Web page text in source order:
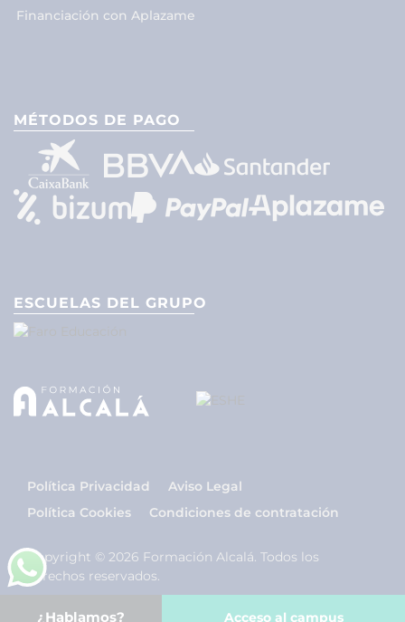
¿Hablamos? Acceso al campus
Financiación con Aplazame
MÉTODOS DE PAGO
ESCUELAS DEL GRUPO
Política Privacidad
Aviso Legal
Política Cookies
Condiciones de contratación
Copyright © 2026 Formación Alcalá. Todos los
derechos reservados.